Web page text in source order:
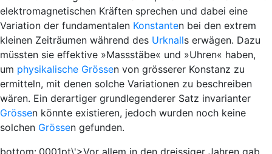
elektromagnetischen Kräften sprechen und dabei eine
Variation der fundamentalen Konstanten bei den extrem
kleinen Zeiträumen während des Urknalls erwägen. Dazu
müssten sie effektive »Massstäbe« und »Uhren« haben,
um physikalische Grössen von grösserer Konstanz zu
ermitteln, mit denen solche Variationen zu beschreiben
wären. Ein derartiger grundlegenderer Satz invarianter
Grössen könnte existieren, jedoch wurden noch keine
solchen Grössen gefunden.
bottom:.0001pt\'>Vor allem in den dreissiger Jahren gab